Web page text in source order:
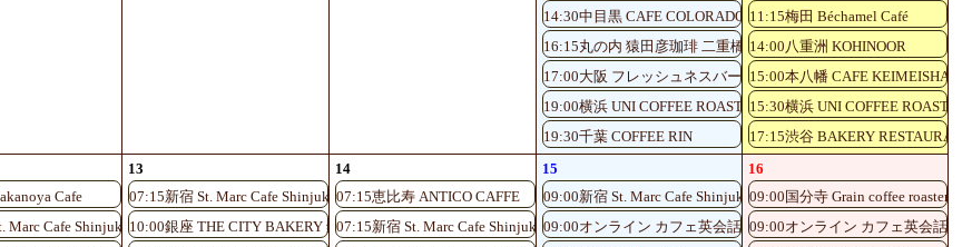
14:30中目黒 CAFE COLORADO
16:15丸の内 猿田彦珈琲 二重橋前駅店
17:00大阪 フレッシュネスバーガーKITTE大阪店
19:00横浜 UNI COFFEE ROASTERY
19:30千葉 COFFEE RIN
11:15梅田 Béchamel Café
14:00八重洲 KOHINOOR
15:00本八幡 CAFE KEIMEISHA
15:30横浜 UNI COFFEE
17:15渋谷 BAKERY
guchi
Cafe
Marc Cafe Shinjuku Shinminami-guchi
13
07:15新宿 St. Marc Cafe Shinjuku Shinminami-guchi
10:00銀座 THE CITY BAKERY 銀座インズ
14
07:15恵比寿 ANTICO CAFFE
07:15新宿 St. Marc Cafe Shinjuku Shinminami-guchi
15
09:00新宿 St. Marc Cafe Shinjuku Shinminami-guchi
09:00オンライン カフェ英会話♪
16
09:00国分寺 Grain coffee roaster
09:00オンライン カフェ英会話♪